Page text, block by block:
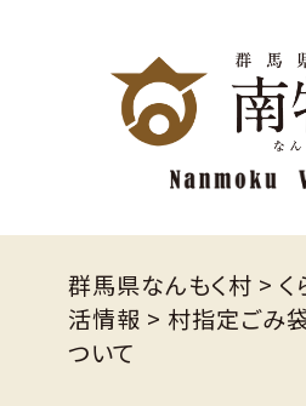
群馬県なんもく村 >
活情報 > 村指定ごみ
ついて